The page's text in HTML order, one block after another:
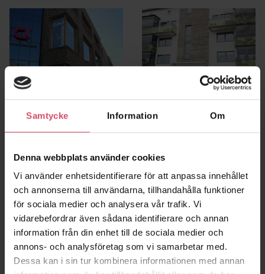
Samtycke Information Om
Denna webbplats använder cookies
Vi använder enhetsidentifierare för att anpassa innehållet
och annonserna till användarna, tillhandahålla funktioner
för sociala medier och analysera vår trafik. Vi
vidarebefordrar även sådana identifierare och annan
information från din enhet till de sociala medier och
annons- och analysföretag som vi samarbetar med.
Dessa kan i sin tur kombinera informationen med annan